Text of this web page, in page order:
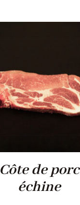
Côte de porc
échine